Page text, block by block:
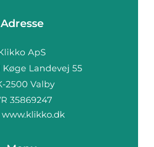
Adresse
www.klikko.dk